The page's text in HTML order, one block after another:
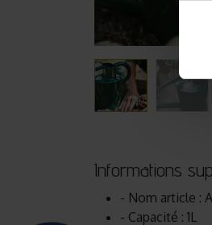
Informations
- Nom article :
- Capacité : 1L